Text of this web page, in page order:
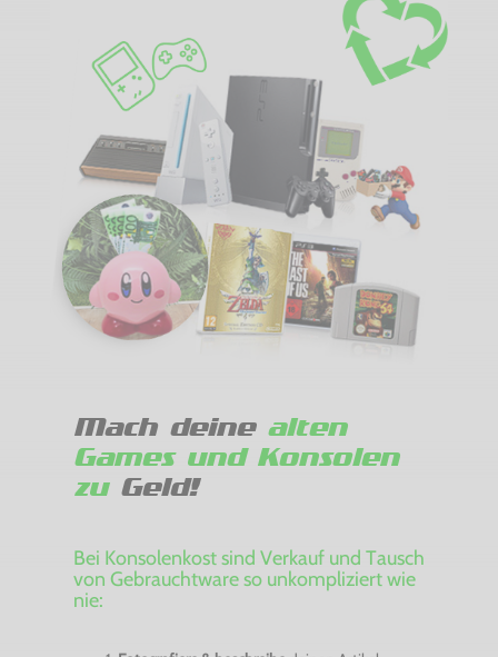
Mach deine alten
Games und Konsolen
zuGeld!
Bei Konsolenkost sind Verkauf und Tausch
von Gebrauchtware so unkompliziert wie
nie: